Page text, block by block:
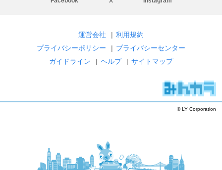
運営会社 | 利用規約
プライバシーポリシー
| プライバシーセンター
ガイドライン
| ヘルプ | サイトマップ
© LY Corporation